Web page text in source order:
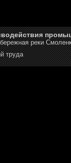
реки
труда